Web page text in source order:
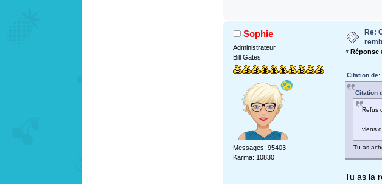
Sophie
Administrateur
Bill Gates
Messages: 95403
Karma: 10830
Re:
«Réponse
Citation
Citation
Refus
viens
Tu as
Tu as la